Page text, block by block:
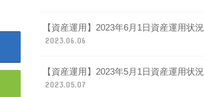
【資産運用】2023年6月1日資産運用状況
2023.06.06
【資産運用】2023年5月1日資産運用状況
2023.05.07